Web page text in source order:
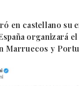
en castellano su
organizará
Marruecos y